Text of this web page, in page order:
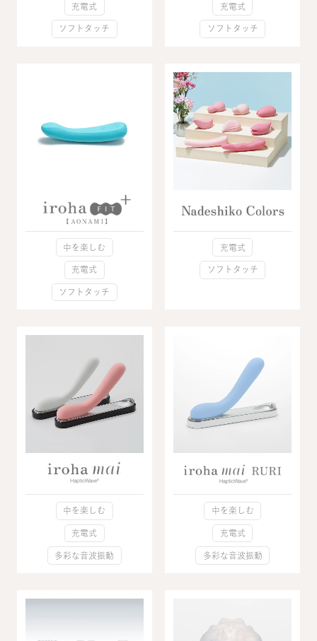
充電式
ソフトタッチ
充電式
ソフトタッチ
中を楽しむ
充電式
ソフトタッチ
充電式
ソフトタッチ
中を楽しむ
充電式
多彩な音波振動
中を楽しむ
充電式
多彩な音波振動